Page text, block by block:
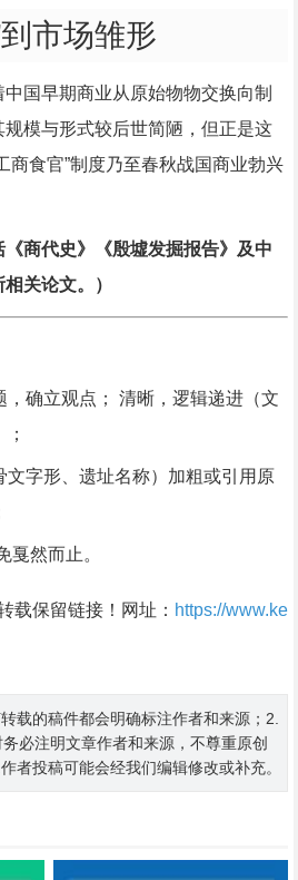
市场雏形
国早期商业从原始物物交换向制
模与形式较后世简陋，但正是这
商食官”制度乃至春秋战国商业勃兴
《商代史》《殷墟发掘报告》及中
关论文。）
，确立观点； 清晰，逻辑递进（文
文字形、遗址名称）加粗或引用原
戛然而止。
载保留链接！网址： https://www.ke
载的稿件都会明确标注作者和来源；2.
必注明文章作者和来源，不尊重原创
者投稿可能会经我们编辑修改或补充。